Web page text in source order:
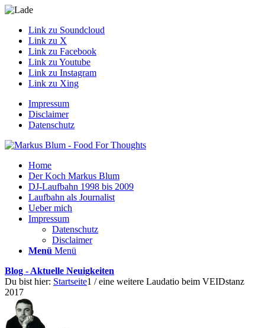
Link zu Soundcloud
Link zu X
Link zu Facebook
Link zu Youtube
Link zu Instagram
Link zu Xing
Impressum
Disclaimer
Datenschutz
Home
Der Koch Markus Blum
DJ-Laufbahn 1998 bis 2009
Laufbahn als Journalist
Ueber mich
Impressum
Datenschutz
Disclaimer
Menü Menü
Blog - Aktuelle Neuigkeiten
Du bist hier: Startseite1 / eine weitere Laudatio beim VEIDstanz
2017